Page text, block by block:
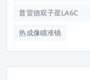
普雷德双子星LA6C
热成像瞄准镜